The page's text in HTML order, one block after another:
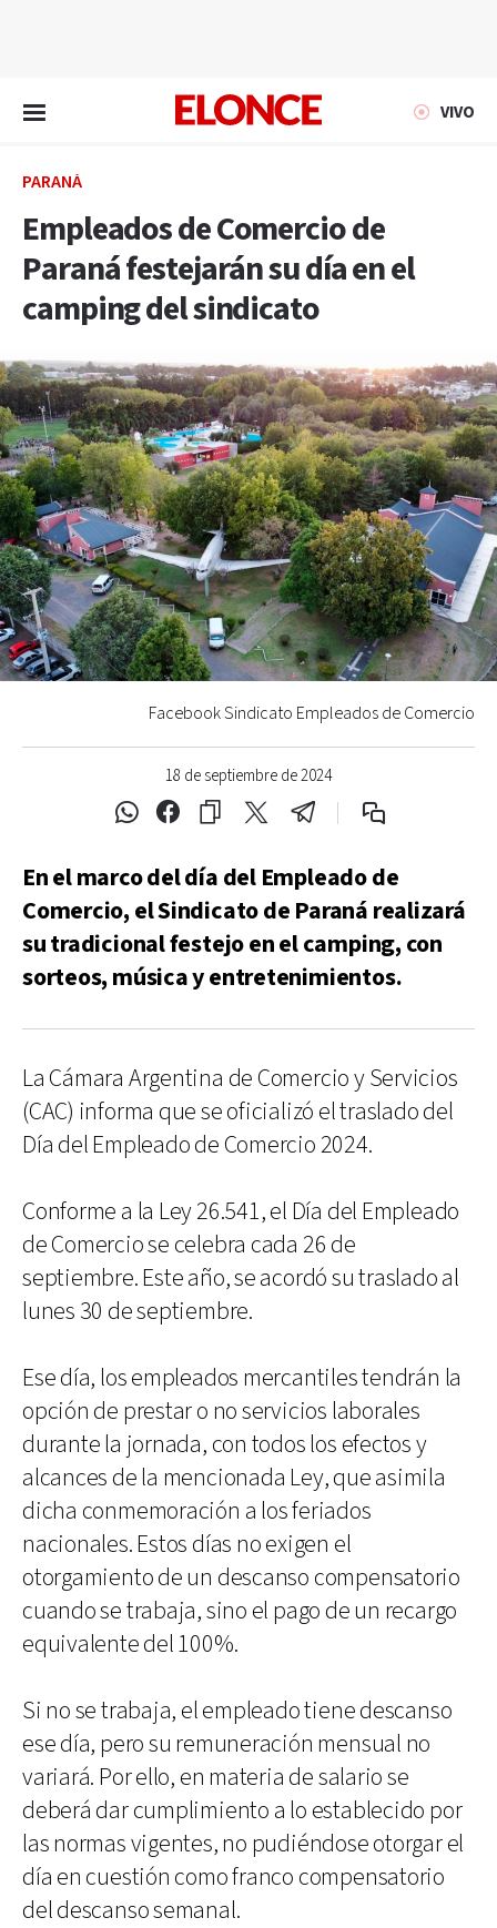
VIVO
PARANÁ
Empleados de Comercio de
Paraná festejarán su día en el
camping del sindicato
18 de septiembre de 2024
Facebook Sindicato Empleados de Comercio
En el marco del día del Empleado de
Comercio, el Sindicato de Paraná realizará
su tradicional festejo en el camping, con
sorteos, música y entretenimientos.
La Cámara Argentina de Comercio y Servicios
(CAC) informa que se oficializó el traslado del
Día del Empleado de Comercio 2024.
Conforme a la Ley 26.541, el Día del Empleado
de Comercio se celebra cada 26 de
septiembre. Este año, se acordó su traslado al
lunes 30 de septiembre.
Ese día, los empleados mercantiles tendrán la
opción de prestar o no servicios laborales
durante la jornada, con todos los efectos y
alcances de la mencionada Ley, que asimila
dicha conmemoración a los feriados
nacionales. Estos días no exigen el
otorgamiento de un descanso compensatorio
cuando se trabaja, sino el pago de un recargo
equivalente del 100%.
Si no se trabaja, el empleado tiene descanso
ese día, pero su remuneración mensual no
variará. Por ello, en materia de salario se
deberá dar cumplimiento a lo establecido por
las normas vigentes, no pudiéndose otorgar el
día en cuestión como franco compensatorio
del descanso semanal.